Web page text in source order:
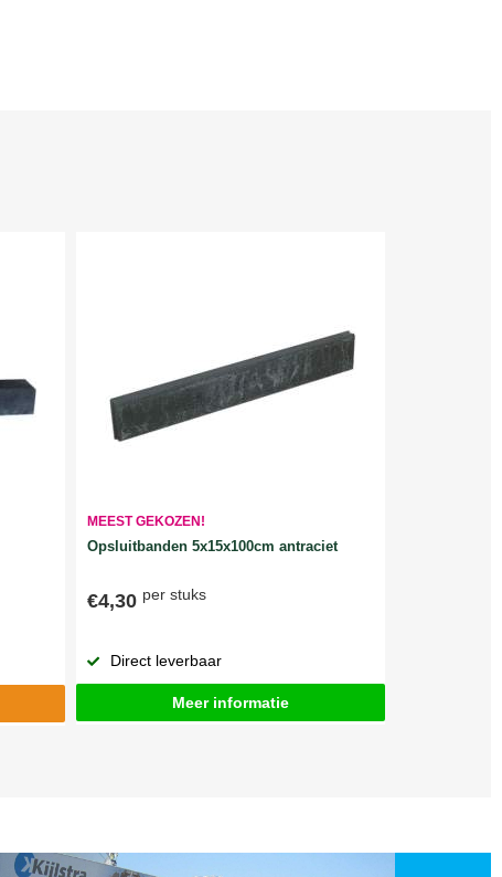
MEEST GEKOZEN!
Opsluitbanden 5x15x100cm antraciet
€4,30 per stuks
Direct leverbaar
Meer informatie